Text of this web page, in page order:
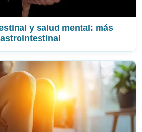
y salud mental: más